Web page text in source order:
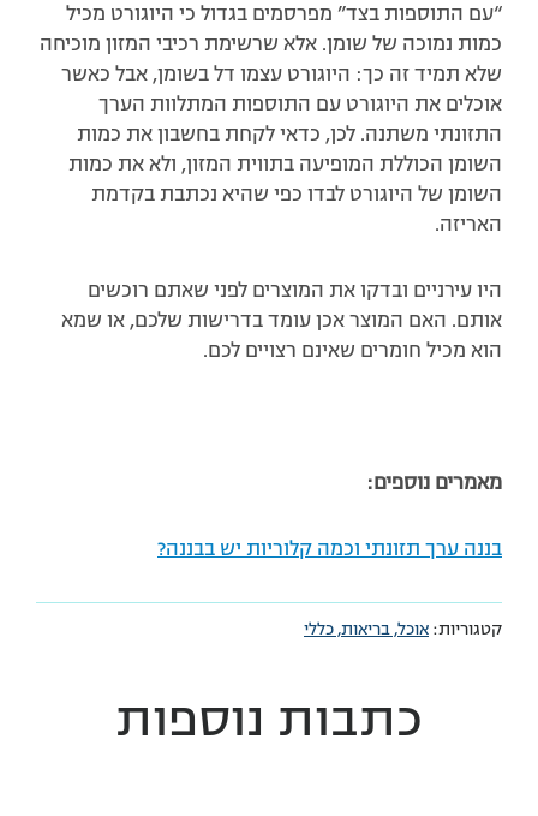
“עם התוספות בצד” מפרסמים בגדול כי היוגורט מכיל
כמות נמוכה של שומן. אלא שרשימת רכיבי המזון מוכיחה
שלא תמיד זה כך: היוגורט עצמו דל בשומן, אבל כאשר
אוכלים את היוגורט עם התוספות המתלוות הערך
התזונתי משתנה. לכן, כדאי לקחת בחשבון את כמות
השומן הכוללת המופיעה בתווית המזון, ולא את כמות
השומן של היוגורט לבדו כפי שהיא נכתבת בקדמת
האריזה.
היו עירניים ובדקו את המוצרים לפני שאתם רוכשים
אותם. האם המוצר אכן עומד בדרישות שלכם, או שמא
הוא מכיל חומרים שאינם רצויים לכם.
מאמרים נוספים:
בננה ערך תזונתי וכמה קלוריות יש בבננה?
קטגוריות: אוכל,בריאות,כללי
כתבות נוספות